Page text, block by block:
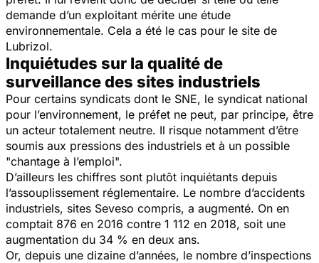
demande d’un exploitant mérite une étude
environnementale. Cela a été le cas pour le site de
Lubrizol.
Inquiétudes sur la qualité de
surveillance des sites industriels
Pour certains syndicats dont le SNE, le syndicat national
pour l’environnement, le préfet ne peut, par principe, être
un acteur totalement neutre. Il risque notamment d’être
soumis aux pressions des industriels et à un possible
"chantage à l’emploi".
D’ailleurs les chiffres sont plutôt inquiétants depuis
l’assouplissement réglementaire. Le nombre d’accidents
industriels, sites Seveso compris, a augmenté. On en
comptait 876 en 2016 contre 1 112 en 2018, soit une
augmentation du 34 % en deux ans.
Or, depuis une dizaine d’années, le nombre d’inspections